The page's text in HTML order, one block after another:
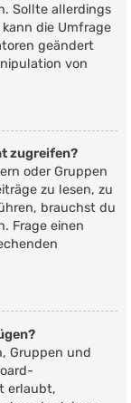
Sollte allerdings
die Umfrage
geändert
von
zugreifen?
oder Gruppen
zu lesen, zu
brauchst du
Frage einen
Gruppen und
erlaubt,